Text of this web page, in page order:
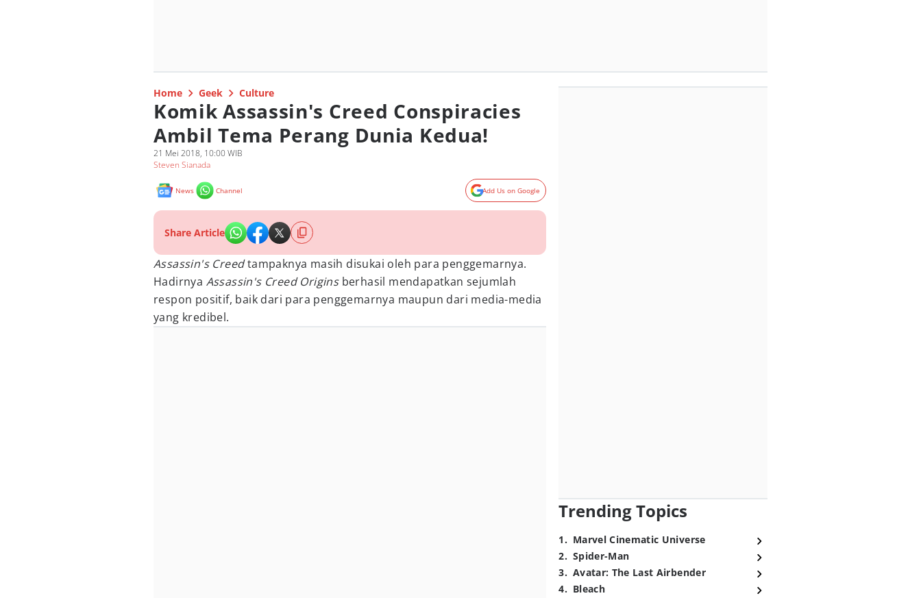
Home Geek Culture
Komik Assassin's Creed Conspiracies
Ambil Tema Perang Dunia Kedua!
21 Mei 2018, 10:00 WIB
Steven Sianada
News Channel Add Us on Google
Share Article
Assassin's Creedtampaknya masih disukai oleh para penggemarnya.
Hadirnya Assassin's Creed Origins berhasil mendapatkan sejumlah
respon positif, baik dari para penggemarnya maupun dari media-media
yang kredibel.
Trending Topics
1. Marvel Cinematic Universe
2. Spider-Man
3. Avatar: The Last Airbender
4. Bleach